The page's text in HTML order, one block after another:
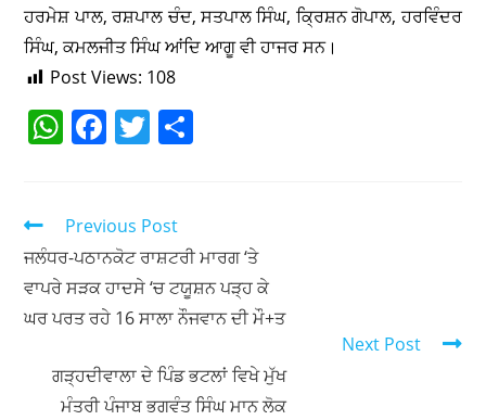
ਹਰਮੇਸ਼ ਪਾਲ, ਰਸ਼ਪਾਲ ਚੰਦ, ਸਤਪਾਲ ਸਿੰਘ, ਕ੍ਰਿਸ਼ਨ ਗੋਪਾਲ, ਹਰਵਿੰਦਰ
ਸਿੰਘ, ਕਮਲਜੀਤ ਸਿੰਘ ਆਂਦਿ ਆਗੂ ਵੀ ਹਾਜਰ ਸਨ।
Post Views: 108
W
s
A
p
p
F
e
b
o
o
k
T
er
Previous Post
ਜਲੰਧਰ-ਪਠਾਨਕੋਟ ਰਾਸ਼ਟਰੀ ਮਾਰਗ ‘ਤੇ
ਵਾਪਰੇ ਸੜਕ ਹਾਦਸੇ ‘ਚ ਟਯੂਸ਼ਨ ਪੜ੍ਹ ਕੇ
ਘਰ ਪਰਤ ਰਹੇ 16 ਸਾਲਾ ਨੌਜਵਾਨ ਦੀ ਮੌ+ਤ
Next Post
ਗੜ੍ਹਦੀਵਾਲਾ ਦੇ ਪਿੰਡ ਭਟਲਾਂ ਵਿਖੇ ਮੁੱਖ
ਮੰਤਰੀ ਪੰਜਾਬ ਭਗਵੰਤ ਸਿੰਘ ਮਾਨ ਲੋਕ